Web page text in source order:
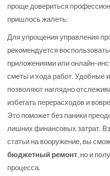
проще довериться
пришлось жалеть.
Для упрощения управления
рекомендуется
приложениями или онлайн-
сметы и хода работ. Удобные
позволяют наглядно
избегать перерасходов и
Это поможет без паники
лишних финансовых затрат.
статьи на вооружение, вы
бюджетный ремонт, но и
процесса.